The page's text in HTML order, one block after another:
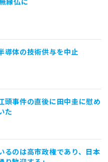
導体の技術供与を中止
頭事件の直後に田中圭に慰め
た
るのは高市政権であり、日本